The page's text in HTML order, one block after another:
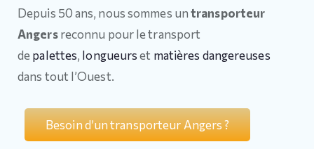
Depuis 50 ans, nous sommes untransporteur
Angersreconnu pour le transport
depalettes, longueurset matières dangereuses
dans tout l’Ouest.
Besoin d’un transporteur Angers ?